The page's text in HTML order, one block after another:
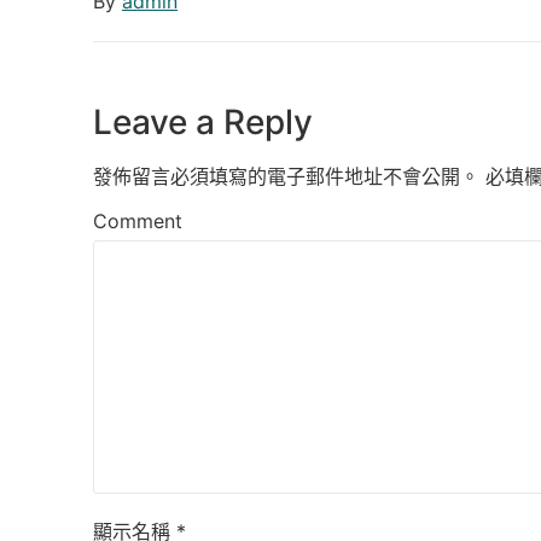
Leave a Reply
發佈留言必須填寫的電子郵件地址不會公開。 必填
Comment
顯示名稱 *